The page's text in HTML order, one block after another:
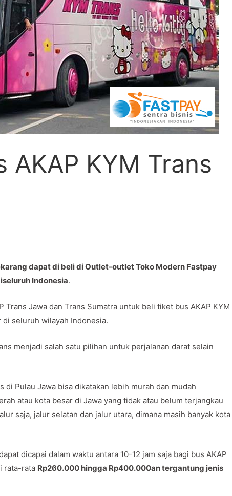
AKAP KYM Trans
dapat di beli di Outlet-outlet Toko Modern Fastpay
Indonesia.
Trans Jawa dan Trans Sumatra untuk beli tiket bus AKAP KYM
di seluruh wilayah Indonesia.
menjadi salah satu pilihan untuk perjalanan darat selain
di Pulau Jawa bisa dikatakan lebih murah dan mudah
atau kota besar di Jawa yang tidak atau belum terjangkau
saja, jalur selatan dan jalur utara, dimana masih banyak kota
dicapai dalam waktu antara 10-12 jam saja bagi bus AKAP
rata-rata Rp260.000 hingga Rp400.000an tergantung jenis